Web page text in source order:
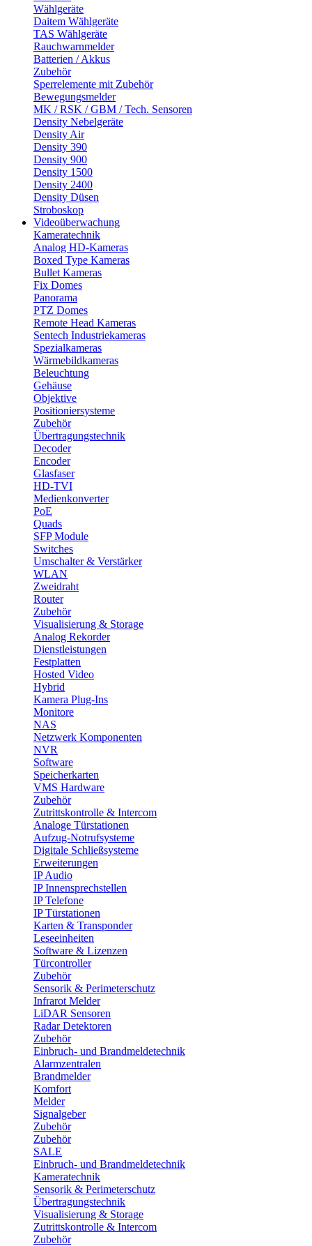
Wählgeräte
Daitem Wählgeräte
TAS Wählgeräte
Rauchwarnmelder
Batterien / Akkus
Zubehör
Sperrelemente mit Zubehör
Bewegungsmelder
MK / RSK / GBM / Tech. Sensoren
Density Nebelgeräte
Density Air
Density 390
Density 900
Density 1500
Density 2400
Density Düsen
Stroboskop
Videoüberwachung
Kameratechnik
Analog HD-Kameras
Boxed Type Kameras
Bullet Kameras
Fix Domes
Panorama
PTZ Domes
Remote Head Kameras
Sentech Industriekameras
Spezialkameras
Wärmebildkameras
Beleuchtung
Gehäuse
Objektive
Positioniersysteme
Zubehör
Übertragungstechnik
Decoder
Encoder
Glasfaser
HD-TVI
Medienkonverter
PoE
Quads
SFP Module
Switches
Umschalter & Verstärker
WLAN
Zweidraht
Router
Zubehör
Visualisierung & Storage
Analog Rekorder
Dienstleistungen
Festplatten
Hosted Video
Hybrid
Kamera Plug-Ins
Monitore
NAS
Netzwerk Komponenten
NVR
Software
Speicherkarten
VMS Hardware
Zubehör
Zutrittskontrolle & Intercom
Analoge Türstationen
Aufzug-Notrufsysteme
Digitale Schließsysteme
Erweiterungen
IP Audio
IP Innensprechstellen
IP Telefone
IP Türstationen
Karten & Transponder
Leseeinheiten
Software & Lizenzen
Türcontroller
Zubehör
Sensorik & Perimeterschutz
Infrarot Melder
LiDAR Sensoren
Radar Detektoren
Zubehör
Einbruch- und Brandmeldetechnik
Alarmzentralen
Brandmelder
Komfort
Melder
Signalgeber
Zubehör
Zubehör
SALE
Einbruch- und Brandmeldetechnik
Kameratechnik
Sensorik & Perimeterschutz
Übertragungstechnik
Visualisierung & Storage
Zutrittskontrolle & Intercom
Zubehör